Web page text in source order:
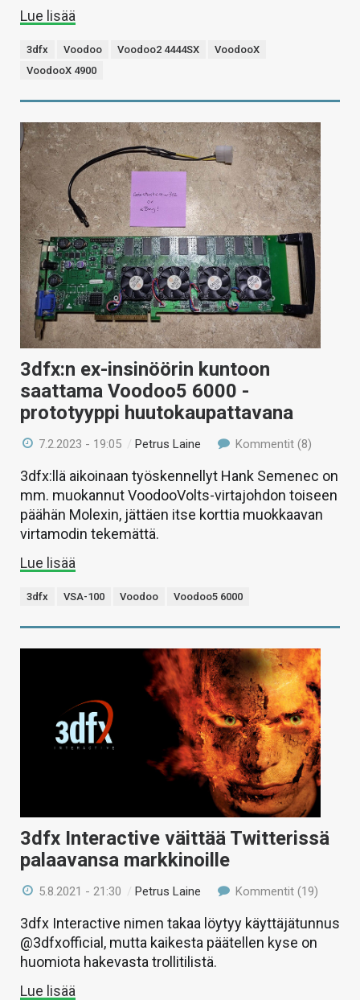
Lue lisää
3dfx Voodoo Voodoo2 4444SX
VoodooX
VoodooX 4900
3dfx:n ex-insinöörin kuntoon
saattama Voodoo5 6000 -
prototyyppi huutokaupattavana
7.2.2023 - 19:05 /Petrus Laine Kommentit (8)
3dfx:llä aikoinaan työskennellyt Hank Semenec on
mm. muokannut VoodooVolts-virtajohdon toiseen
päähän Molexin, jättäen itse korttia muokkaavan
virtamodin tekemättä.
Lue lisää
3dfx VSA-100 Voodoo Voodoo5 6000
3dfx Interactive väittää Twitterissä
palaavansa markkinoille
5.8.2021 - 21:30 /Petrus Laine Kommentit (19)
3dfx Interactive nimen takaa löytyy käyttäjätunnus
@3dfxofficial, mutta kaikesta päätellen kyse on
huomiota hakevasta trollitilistä.
Lue lisää